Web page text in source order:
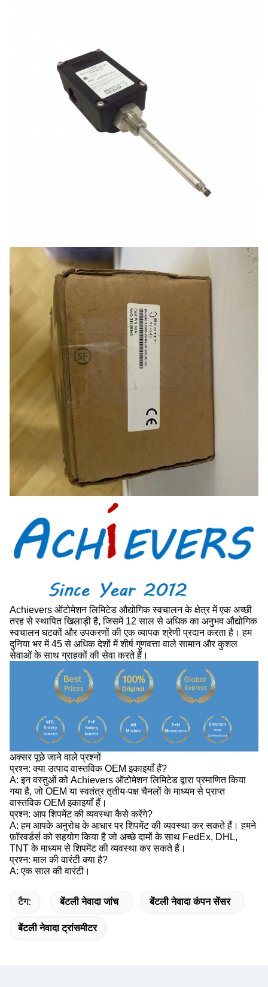
Achievers ऑटोमेशन लिमिटेड औद्योगिक स्वचालन के क्षेत्र में एक अच्छी
तरह से स्थापित खिलाड़ी है, जिसमें 12 साल से अधिक का अनुभव औद्योगिक
स्वचालन घटकों और उपकरणों की एक व्यापक श्रेणी प्रदान करता है। हम
दुनिया भर में 45 से अधिक देशों में शीर्ष गुणवत्ता वाले सामान और कुशल
सेवाओं के साथ ग्राहकों की सेवा करते हैं।
अक्सर पूछे जाने वाले प्रश्नों
प्रश्न: क्या उत्पाद वास्तविक OEM इकाइयाँ हैं?
A: इन वस्तुओं को Achievers ऑटोमेशन लिमिटेड द्वारा प्रमाणित किया
गया है, जो OEM या स्वतंत्र तृतीय-पक्ष चैनलों के माध्यम से प्राप्त
वास्तविक OEM इकाइयाँ हैं।
प्रश्न: आप शिपमेंट की व्यवस्था कैसे करेंगे?
A: हम आपके अनुरोध के आधार पर शिपमेंट की व्यवस्था कर सकते हैं। हमने
फ़ॉरवर्डर्स को सहयोग किया है जो अच्छे दामों के साथ FedEx, DHL,
TNT के माध्यम से शिपमेंट की व्यवस्था कर सकते हैं।
प्रश्न: माल की वारंटी क्या है?
A: एक साल की वारंटी।
टैग: बेंटली नेवादा जांच बेंटली नेवादा कंपन सेंसर
बेंटली नेवादा ट्रांसमीटर